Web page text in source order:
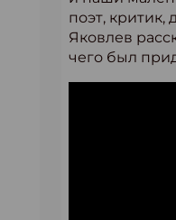
поэт, критик,
Яковлев
чего был